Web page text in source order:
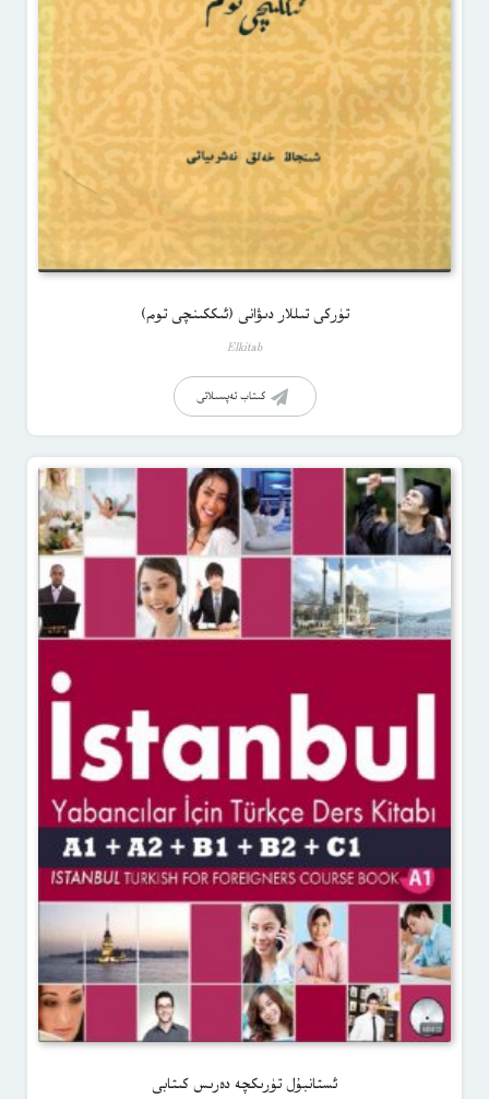
تۈركى تىللار دىۋانى (ئىككىنچى توم)
Elkitab
كىتاب تەپسىلاتى
ئستانبۇل تۈرىكچە دەرىس كىتابى